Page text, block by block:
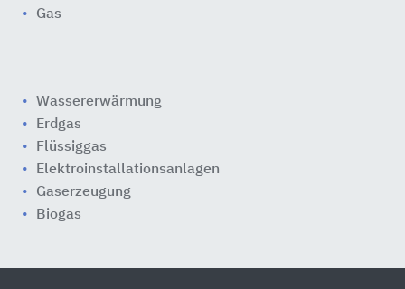
Gas
Wassererwärmung
Erdgas
Flüssiggas
Elektroinstallationsanlagen
Gaserzeugung
Biogas